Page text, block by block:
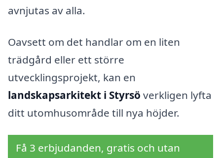
avnjutas av alla.
Oavsett om det handlar om en liten
trädgård eller ett större
utvecklingsprojekt, kan en
landskapsarkitekt i Styrsö verkligen lyfta
ditt utomhusområde till nya höjder.
Få 3 erbjudanden, gratis och utan